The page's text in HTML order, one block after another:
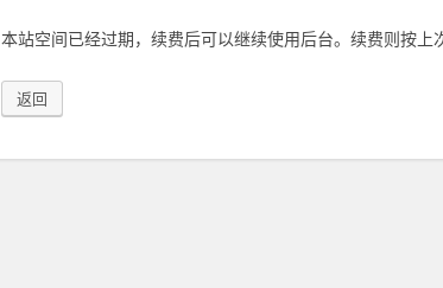
本站空间已经过期，续费后可以继续使用后台。续费则按上
返回